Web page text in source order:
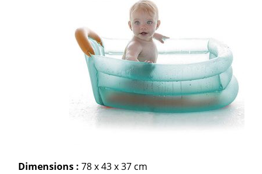
Dimensions :78 x 43 x 37 cm